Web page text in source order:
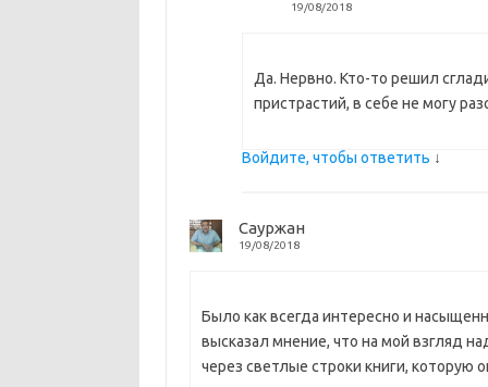
19/08/2018
Да. Нервно. Кто-то решил
пристрастий, в себе не могу
Войдите, чтобы ответить ↓
Сауржан
19/08/2018
Было как всегда интересно и
высказал мнение, что на мой взгляд
через светлые строки книги, которую